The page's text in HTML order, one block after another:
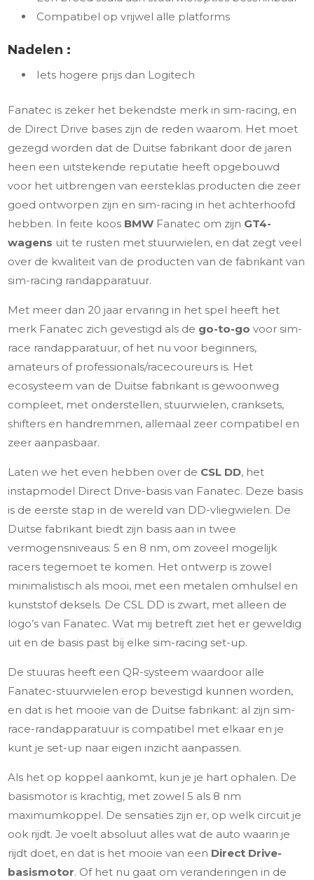
Compatibel op vrijwel alle platforms
Nadelen :
Iets hogere prijs dan Logitech
Fanatec is zeker het bekendste merk in sim-racing, en
de Direct Drive bases zijn de reden waarom. Het moet
gezegd worden dat de Duitse fabrikant door de jaren
heen een uitstekende reputatie heeft opgebouwd
voor het uitbrengen van eersteklas producten die zeer
goed ontworpen zijn en sim-racing in het achterhoofd
hebben. In feite koos BMW Fanatec om zijn GT4-
wagens uit te rusten met stuurwielen, en dat zegt veel
over de kwaliteit van de producten van de fabrikant van
sim-racing randapparatuur.
Met meer dan 20 jaar ervaring in het spel heeft het
merk Fanatec zich gevestigd als de go-to-govoor sim-
race randapparatuur, of het nu voor beginners,
amateurs of professionals/racecoureurs is. Het
ecosysteem van de Duitse fabrikant is gewoonweg
compleet, met onderstellen, stuurwielen, cranksets,
shifters en handremmen, allemaal zeer compatibel en
zeer aanpasbaar.
Laten we het even hebben over de CSL DD, het
instapmodel Direct Drive-basis van Fanatec. Deze basis
is de eerste stap in de wereld van DD-vliegwielen. De
Duitse fabrikant biedt zijn basis aan in twee
vermogensniveaus: 5 en 8 nm, om zoveel mogelijk
racers tegemoet te komen. Het ontwerp is zowel
minimalistisch als mooi, met een metalen omhulsel en
kunststof deksels. De CSL DD is zwart, met alleen de
logo’s van Fanatec. Wat mij betreft ziet het er geweldig
uit en de basis past bij elke sim-racing set-up.
De stuuras heeft een QR-systeem waardoor alle
Fanatec-stuurwielen erop bevestigd kunnen worden,
en dat is het mooie van de Duitse fabrikant: al zijn sim-
race-randapparatuur is compatibel met elkaar en je
kunt je set-up naar eigen inzicht aanpassen.
Als het op koppel aankomt, kun je je hart ophalen. De
basismotor is krachtig, met zowel 5 als 8 nm
maximumkoppel. De sensaties zijn er, op welk circuit je
ook rijdt. Je voelt absoluut alles wat de auto waarin je
rijdt doet, en dat is het mooie van een Direct Drive-
basismotor. Of het nu gaat om veranderingen in de